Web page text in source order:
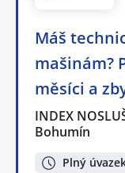
Máš
mašinám?
měsíci a
INDEX
Bohumín
Plný